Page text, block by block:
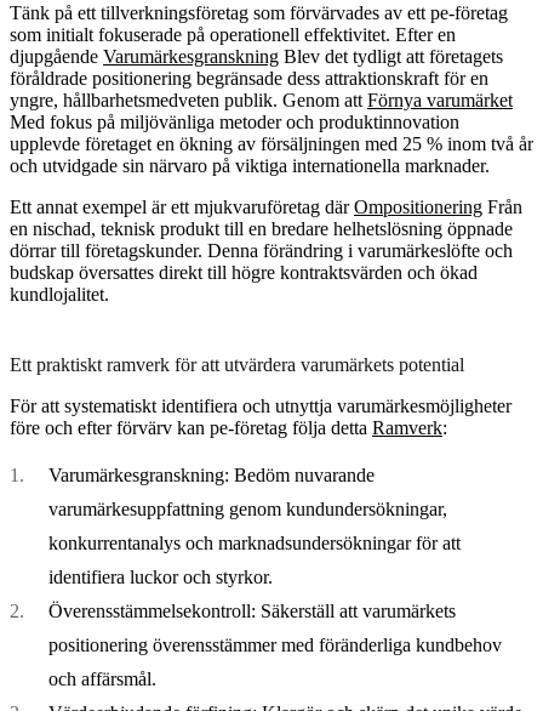
Tänk på ett tillverkningsföretag som förvärvades av ett pe-företag
som initialt fokuserade på operationell effektivitet. Efter en
djupgående Varumärkesgranskning Blev det tydligt att företagets
föråldrade positionering begränsade dess attraktionskraft för en
yngre, hållbarhetsmedveten publik. Genom att Förnya varumärket
Med fokus på miljövänliga metoder och produktinnovation
upplevde företaget en ökning av försäljningen med 25 % inom två år
och utvidgade sin närvaro på viktiga internationella marknader.
Ett annat exempel är ett mjukvaruföretag därOmpositionering Från
en nischad, teknisk produkt till en bredare helhetslösning öppnade
dörrar till företagskunder. Denna förändring i varumärkeslöfte och
budskap översattes direkt till högre kontraktsvärden och ökad
kundlojalitet.
Ett praktiskt ramverk för att utvärdera varumärkets potential
För att systematiskt identifiera och utnyttja varumärkesmöjligheter
före och efter förvärv kan pe-företag följa detta Ramverk:
Varumärkesgranskning: Bedöm nuvarande
varumärkesuppfattning genom kundundersökningar,
konkurrentanalys och marknadsundersökningar för att
identifiera luckor och styrkor.
Överensstämmelsekontroll: Säkerställ att varumärkets
positionering överensstämmer med föränderliga kundbehov
och affärsmål.